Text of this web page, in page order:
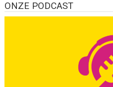
ONZE PODCAST